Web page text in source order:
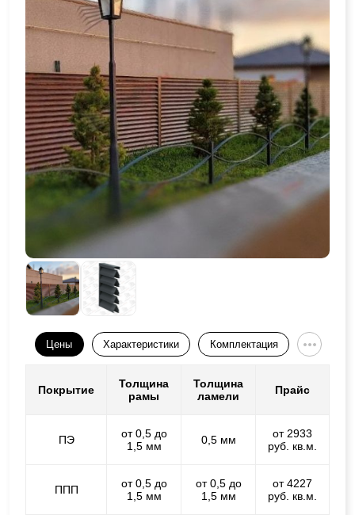
Цены Характеристики Комплектация
Покрытие
Толщина
рамы
Толщина
ламели
Прайс
ПЭ
от 0,5 до
1,5 мм
0,5 мм
от 2933
руб. кв.м.
ППП
от 0,5 до
1,5 мм
от 0,5 до
1,5 мм
от 4227
руб. кв.м.